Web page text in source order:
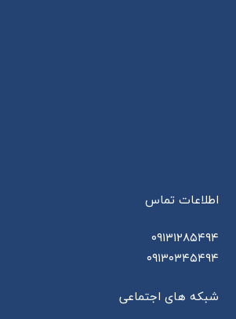
اطلاعات تماس
۰۹۱۳۱۲۸۵۴۹۴
۰۹۱۳۰۳۴۵۴۹۴
شبکه های اجتماعی